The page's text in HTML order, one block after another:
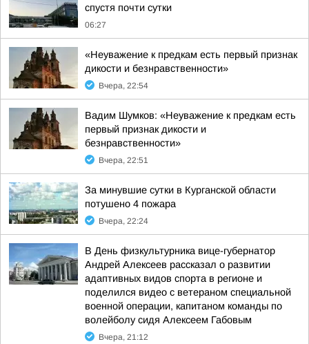
спустя почти сутки
06:27
«Неуважение к предкам есть первый признак
дикости и безнравственности»
Вчера, 22:54
Вадим Шумков: «Неуважение к предкам есть
первый признак дикости и
безнравственности»
Вчера, 22:51
За минувшие сутки в Курганской области
потушено 4 пожара
Вчера, 22:24
В День физкультурника вице-губернатор
Андрей Алексеев рассказал о развитии
адаптивных видов спорта в регионе и
поделился видео с ветераном специальной
военной операции, капитаном команды по
волейболу сидя Алексеем Габовым
Вчера, 21:12